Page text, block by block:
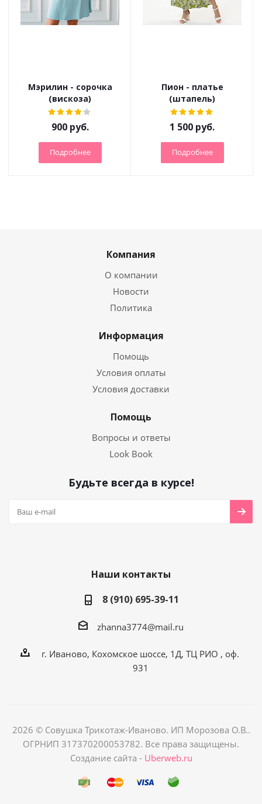
Мэрилин - сорочка
(вискоза)
900руб.
Подробнее
Пион - платье
(штапель)
1 500 руб.
Подробнее
Компания
О компании
Новости
Политика
Информация
Помощь
Условия оплаты
Условия доставки
Помощь
Вопросы и ответы
Look Book
Будьте всегда в курсе!
Наши контакты
8 (910) 695-39-11
zhanna3774@mail.ru
г. Иваново, Кохомское шоссе, 1Д, ТЦ РИО , оф.
931
2026 © Совушка Трикотаж-Иваново. ИП Морозова О.В..
ОГРНИП 317370200053782. Все права защищены.
Создание сайта - Uberweb.ru